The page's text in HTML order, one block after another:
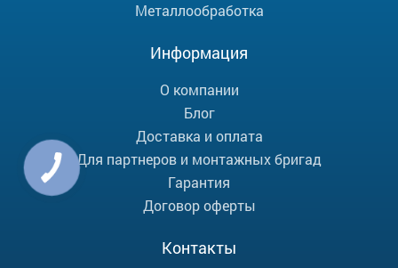
Металлообработка
Информация
О компании
Блог
Доставка и оплата
Для партнеров и монтажных бригад
Гарантия
Договор оферты
Контакты